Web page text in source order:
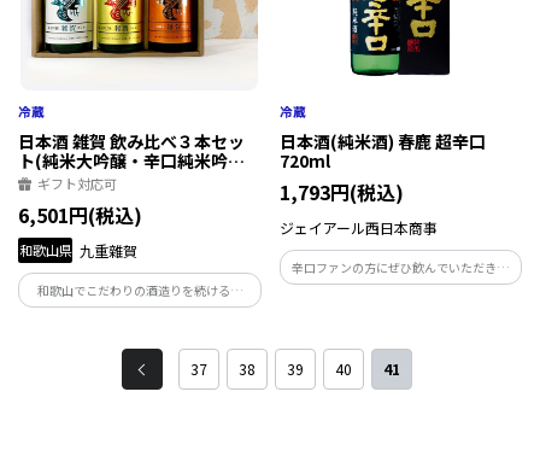
日本酒 雑賀 飲み比べ３本セッ
ト(純米大吟醸・辛口純米吟
醸・山廃純米) 各720ml
ギフト対応可
6,501円(税込)
和歌山県 九重雜賀
和歌山でこだわりの酒造りを続ける蔵
元、九重雑賀を代表する3商品「雑賀 純
醸 辛口」、「雑賀 純米 山廃仕込」
の飲み比べセットです。
日本酒(純米酒) 春鹿 超辛口
720ml
1,793円(税込)
ジェイアール西日本商事
辛口ファンの方にぜひ飲んでいただきた
い大人気のお酒。1884年に創業。味、コ
りの究極の辛口純米酒です。
37 38 39 40 41